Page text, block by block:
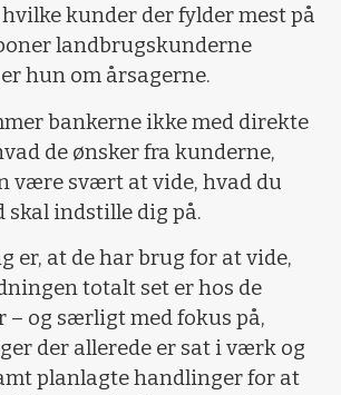
kunder der fylder mest på
landbrugskunderne
hun om årsagerne.
bankerne ikke med direkte
de ønsker fra kunderne,
være svært at vide, hvad du
skal indstille dig på.
er, at de har brug for at vide,
totalt set er hos de
– og særligt med fokus på,
der allerede er sat i værk og
planlagte handlinger for at